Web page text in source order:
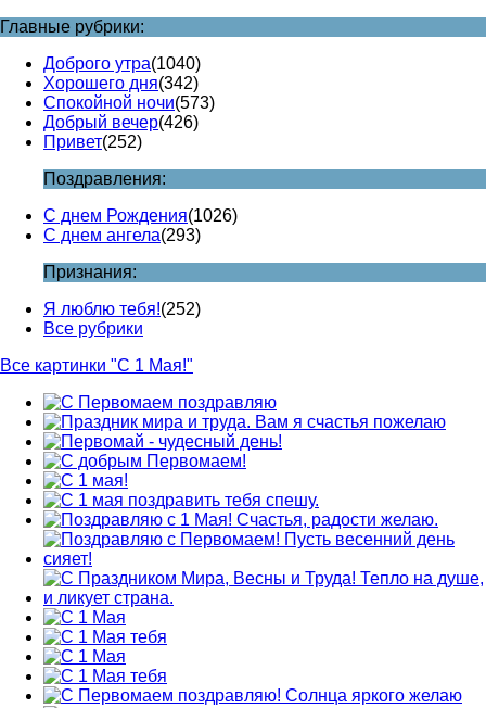
Главные рубрики:
Доброго утра(1040)
Хорошего дня(342)
Спокойной ночи(573)
Добрый вечер(426)
Привет(252)
Поздравления:
С днем Рождения(1026)
С днем ангела(293)
Признания:
Я люблю тебя!(252)
Все рубрики
Все картинки "С 1 Мая!"